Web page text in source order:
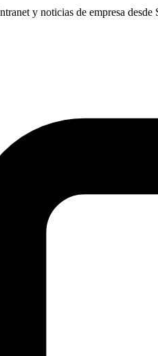
y noticias de empresa